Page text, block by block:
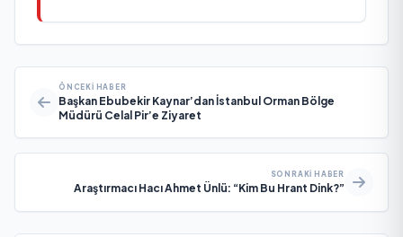
ÖNCEKI HABER
Başkan Ebubekir Kaynar’dan İstanbul Orman Bölge
Müdürü Celal Pir’e Ziyaret
SONRAKI HABER
Araştırmacı Hacı Ahmet Ünlü: “Kim Bu Hrant Dink?”